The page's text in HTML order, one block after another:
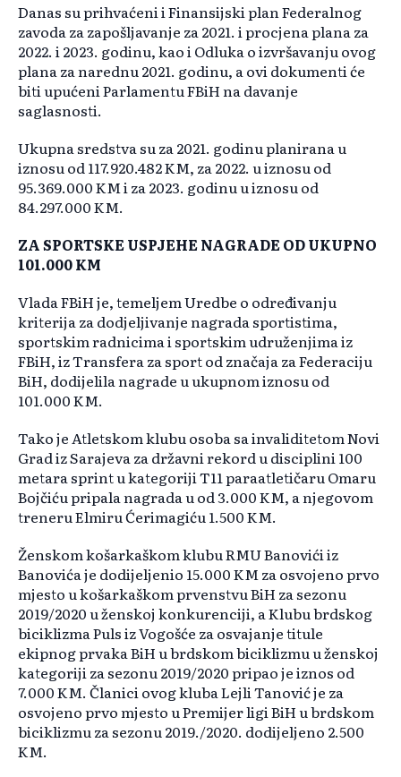
Danas su prihvaćeni i Finansijski plan Federalnog
zavoda za zapošljavanje za 2021. i procjena plana za
2022. i 2023. godinu, kao i Odluka o izvršavanju ovog
plana za narednu 2021. godinu, a ovi dokumenti će
biti upućeni Parlamentu FBiH na davanje
saglasnosti.
Ukupna sredstva su za 2021. godinu planirana u
iznosu od 117.920.482 KM, za 2022. u iznosu od
95.369.000 KM i za 2023. godinu u iznosu od
84.297.000 KM.
ZA SPORTSKE USPJEHE NAGRADE OD UKUPNO
101.000 KM
Vlada FBiH je, temeljem Uredbe o određivanju
kriterija za dodjeljivanje nagrada sportistima,
sportskim radnicima i sportskim udruženjima iz
FBiH, iz Transfera za sport od značaja za Federaciju
BiH, dodijelila nagrade u ukupnom iznosu od
101.000 KM.
Tako je Atletskom klubu osoba sa invaliditetom Novi
Grad iz Sarajeva za državni rekord u disciplini 100
metara sprint u kategoriji T11 paraatletičaru Omaru
Bojčiću pripala nagrada u od 3.000 KM, a njegovom
treneru Elmiru Ćerimagiću 1.500 KM.
Ženskom košarkaškom klubu RMU Banovići iz
Banovića je dodijeljenio 15.000 KM za osvojeno prvo
mjesto u košarkaškom prvenstvu BiH za sezonu
2019/2020 u ženskoj konkurenciji, a Klubu brdskog
biciklizma Puls iz Vogošće za osvajanje titule
ekipnog prvaka BiH u brdskom biciklizmu u ženskoj
kategoriji za sezonu 2019/2020 pripao je iznos od
7.000 KM. Članici ovog kluba Lejli Tanović je za
osvojeno prvo mjesto u Premijer ligi BiH u brdskom
biciklizmu za sezonu 2019./2020. dodijeljeno 2.500
KM.